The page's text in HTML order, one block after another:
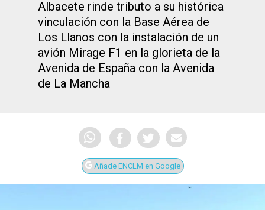
Albacete rinde tributo a su histórica
vinculación con la Base Aérea de
Los Llanos con la instalación de un
avión Mirage F1 en la glorieta de la
Avenida de España con la Avenida
de La Mancha
Añade ENCLM en Google